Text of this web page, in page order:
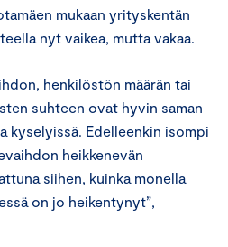
mukaan yrityskentän
nyt vaikea, mutta vakaa.
henkilöstön määrän tai
suhteen ovat hyvin saman
kyselyissä. Edelleenkin isompi
heikkenevän
siihen, kuinka monella
on jo heikentynyt”,